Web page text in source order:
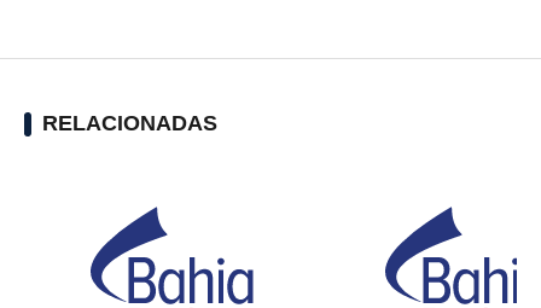
RELACIONADAS